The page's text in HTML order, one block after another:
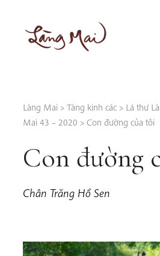
content
Làng Mai > Tàng kinh các > Lá thư
Mai 43 – 2020 > Con đường của tôi
Con đường
Chân Trăng Hồ Sen